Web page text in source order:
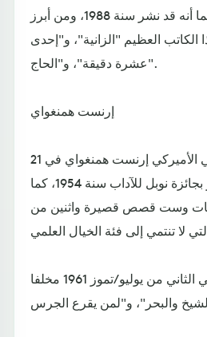
مبيعا في التاريخ، علما أنه قد نشر سنة 1988، ومن أبرز
الكاتب العظيم "الزانية"، و"إحدى
عشرة دقيقة"، و"الحاج".
إرنست همنغواي
ولد الكاتب والصحفي الأميركي إرنست همنغواي في 21
يوليو/تموز 1899 وفاز بجائزة نوبل للآداب سنة 1954، كما
وست قصص قصيرة واثنين من
وقد انتحر همنغواي في الثاني من يوليو/تموز 1961 مخلفا